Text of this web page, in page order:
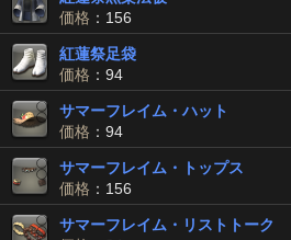
価格 ：156
紅蓮祭足袋
価格 ：94
サマーフレイム・ハット
価格 ：94
サマーフレイム・トップス
価格 ：156
サマーフレイム・リストトーク